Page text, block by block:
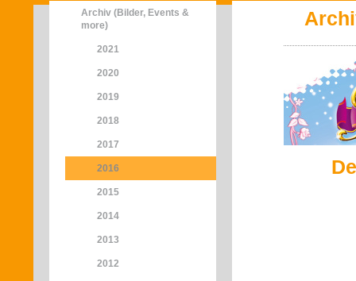
Archiv (Bilder, Events &
more)
2021
2020
2019
2018
2017
2016
2015
2014
2013
2012